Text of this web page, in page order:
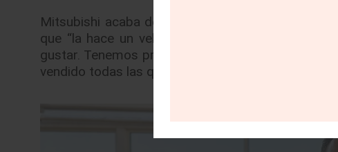
Mitsubishi acaba de hacer el lanzamiento de la
que “la hace un vehículo más versátil, más
gustar. Tenemos productos con tecnología híbrida
vendido todas las que hemos importado de